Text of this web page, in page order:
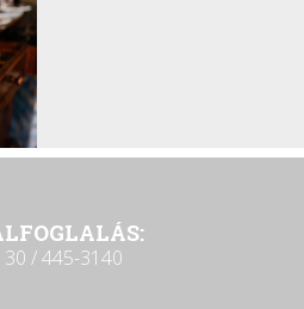
30 / 445-3140